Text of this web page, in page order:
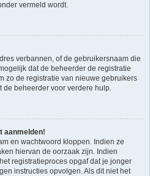
vermeld wordt.
verbannen, of de gebruikersnaam die
dat de beheerder de registratie
zo de registratie van nieuwe gebruikers
de beheerder voor verdere hulp.
aanmelden!
en wachtwoord kloppen. Indien ze
hiervan de oorzaak zijn. Indien
registratieproces opgaf dat je jonger
instructies opvolgen. Als dit niet het